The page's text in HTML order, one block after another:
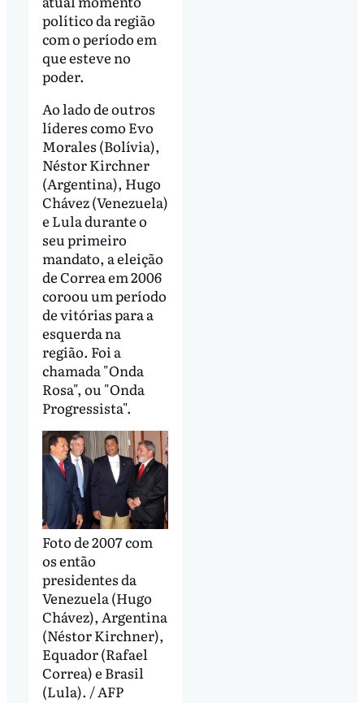
político da região
com o período em
que esteve no
poder.
Ao lado de outros
líderes como Evo
Morales (Bolívia),
Néstor Kirchner
(Argentina), Hugo
Chávez (Venezuela)
e Lula durante o
seu primeiro
mandato, a eleição
de Correa em 2006
coroou um período
de vitórias para a
esquerda na
região. Foi a
chamada "Onda
Rosa", ou "Onda
Progressista".
Foto de 2007 com
os então
presidentes da
Venezuela (Hugo
Chávez), Argentina
(Néstor Kirchner),
Equador (Rafael
Correa) e Brasil
(Lula). / AFP